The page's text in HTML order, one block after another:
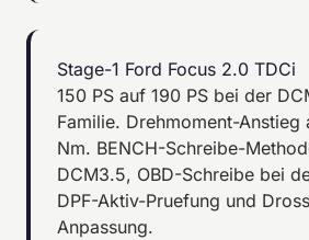
Stage-1 Ford Focus 2.0 TDCi
150 PS auf 190 PS bei der
Familie. Drehmoment-Anstieg
Nm. BENCH-Schreibe-
DCM3.5, OBD-Schreibe bei
DPF-Aktiv-Pruefung und
Anpassung.